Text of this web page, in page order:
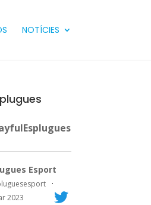
NOTÍCIES
Esport
·
2023